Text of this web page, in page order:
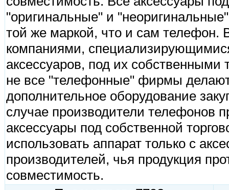
"оригинальные" и
той же маркой, что и сам телефон.
компаниями,
аксессуаров, под их
не все "телефонные" фирмы
дополнительное оборудование
случае производители телефонов
аксессуары под собственной
использовать аппарат только с
производителей, чья продукция
совместимость.